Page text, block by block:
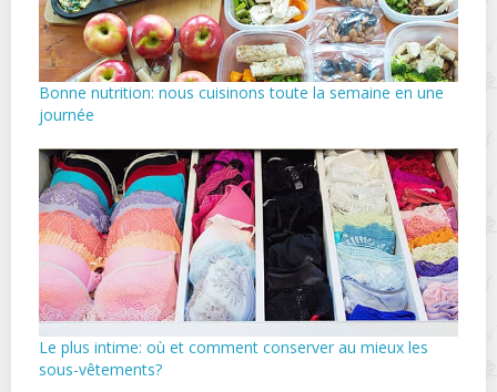
Bonne nutrition: nous cuisinons toute la semaine en une
journée
Le plus intime: où et comment conserver au mieux les
sous-vêtements?